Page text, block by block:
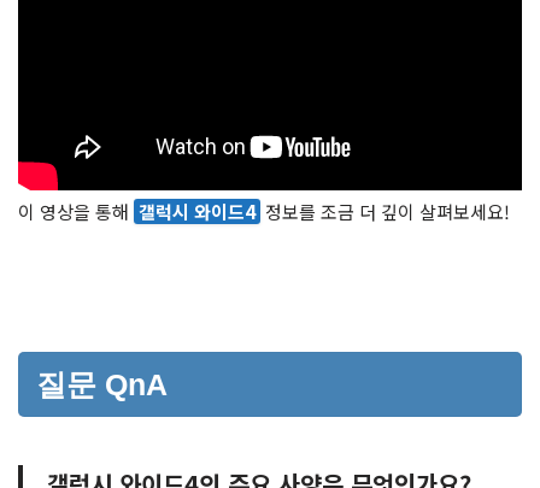
이 영상을 통해 갤럭시 와이드4 정보를 조금 더 깊이 살펴보세요!
질문 QnA